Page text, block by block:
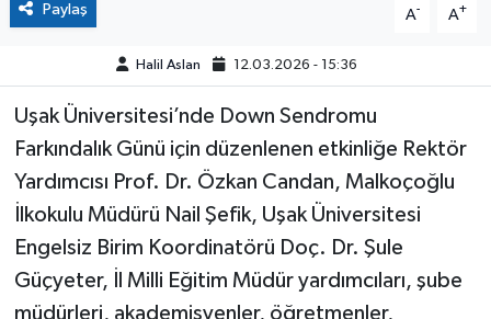
Paylaş A- A+
Halil Aslan 12.03.2026 - 15:36
Uşak Üniversitesi’nde Down Sendromu
Farkındalık Günü için düzenlenen etkinliğe Rektör
Yardımcısı Prof. Dr. Özkan Candan, Malkoçoğlu
İlkokulu Müdürü Nail Şefik, Uşak Üniversitesi
Engelsiz Birim Koordinatörü Doç. Dr. Şule
Güçyeter, İl Milli Eğitim Müdür yardımcıları, şube
müdürleri, akademisyenler, öğretmenler,